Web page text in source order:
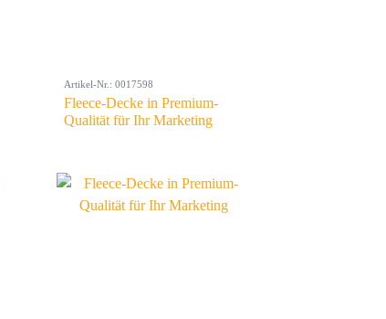
Artikel-Nr.: 0017598
Fleece-Decke in Premium-
Qualität für Ihr Marketing